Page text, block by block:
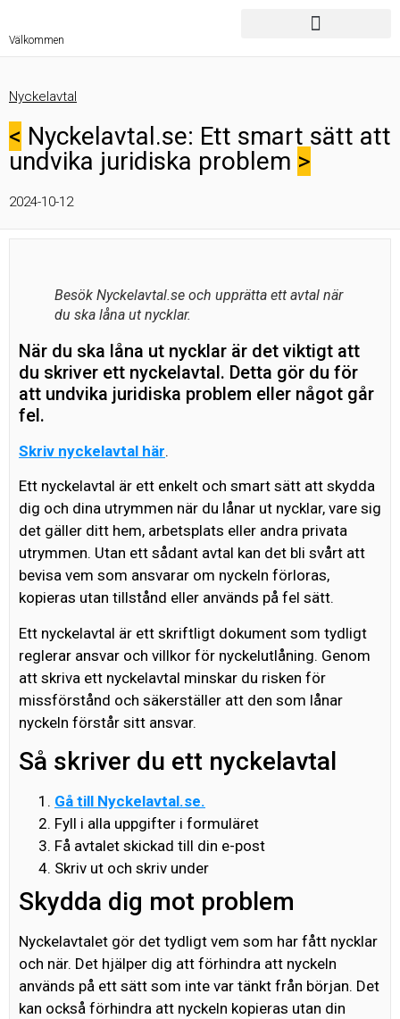
Välkommen
Nyckelavtal
< Nyckelavtal.se: Ett smart sätt att
undvika juridiska problem >
2024-10-12
Besök Nyckelavtal.se och upprätta ett avtal när
du ska låna ut nycklar.
När du ska låna ut nycklar är det viktigt att
du skriver ett nyckelavtal. Detta gör du för
att undvika juridiska problem eller något går
fel.
Skriv nyckelavtal här.
Ett nyckelavtal är ett enkelt och smart sätt att skydda
dig och dina utrymmen när du lånar ut nycklar, vare sig
det gäller ditt hem, arbetsplats eller andra privata
utrymmen. Utan ett sådant avtal kan det bli svårt att
bevisa vem som ansvarar om nyckeln förloras,
kopieras utan tillstånd eller används på fel sätt.
Ett nyckelavtal är ett skriftligt dokument som tydligt
reglerar ansvar och villkor för nyckelutlåning. Genom
att skriva ett nyckelavtal minskar du risken för
missförstånd och säkerställer att den som lånar
nyckeln förstår sitt ansvar.
Så skriver du ett nyckelavtal
Gå till Nyckelavtal.se.
Fyll i alla uppgifter i formuläret
Få avtalet skickad till din e-post
Skriv ut och skriv under
Skydda dig mot problem
Nyckelavtalet gör det tydligt vem som har fått nycklar
och när. Det hjälper dig att förhindra att nyckeln
används på ett sätt som inte var tänkt från början. Det
kan också förhindra att nyckeln kopieras utan din